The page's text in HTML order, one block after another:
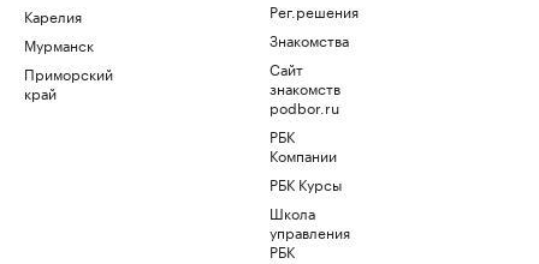
Карелия
Мурманск
Приморский
край
Рег.решения
Знакомства
Сайт
знакомств
podbor.ru
РБК
Компании
РБК Курсы
Школа
управления
РБК